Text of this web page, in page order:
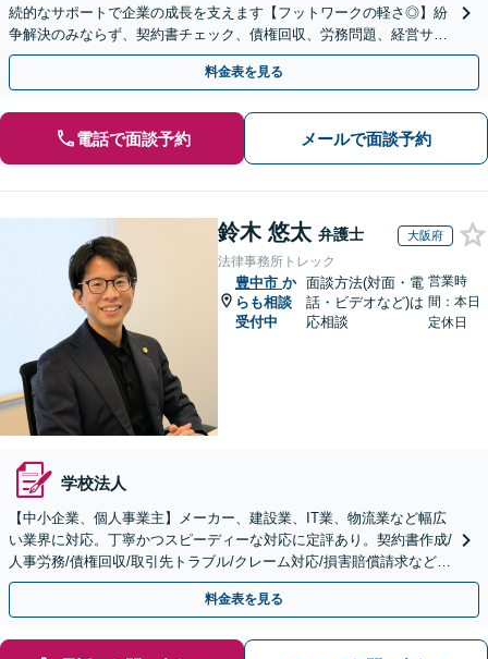
続的なサポートで企業の成長を支えます【フットワークの軽さ◎】紛
争解決のみならず、契約書チェック、債権回収、労務問題、経営サポ
ートを含む予防法務に対応
料金表を見る
電話で面談予約 メールで面談予約
鈴木 悠太 弁護士 大阪府
法律事務所トレック
豊中市 か
らも相談
受付中
面談方法(対面・電
話・ビデオなど)は
応相談
営業時
間：本日
定休日
学校法人
【中小企業、個人事業主】メーカー、建設業、IT業、物流業など幅広
い業界に対応。丁寧かつスピーディーな対応に定評あり。契約書作成/
人事労務/債権回収/取引先トラブル/クレーム対応/損害賠償請求など。
【顧問／スポット対応可】【Web面談可】
料金表を見る